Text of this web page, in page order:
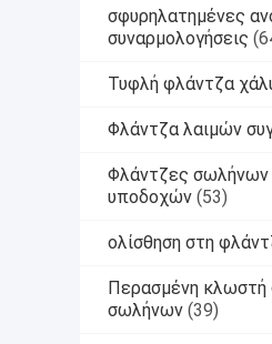
σφυρηλατημένες
συναρμολογήσεις
Τυφλή φλάντζα
Φλάντζα λαιμών
Φλάντζες σωλήνων
υποδοχών (53)
ολίσθηση στη
Περασμένη κλωστή
σωλήνων (39)